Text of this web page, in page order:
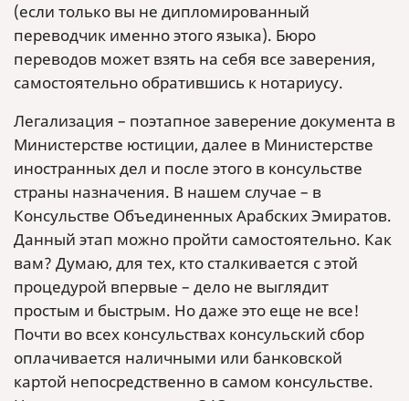
(если только вы не дипломированный
переводчик именно этого языка). Бюро
переводов может взять на себя все заверения,
самостоятельно обратившись к нотариусу.
Легализация – поэтапное заверение документа в
Министерстве юстиции, далее в Министерстве
иностранных дел и после этого в консульстве
страны назначения. В нашем случае – в
Консульстве Объединенных Арабских Эмиратов.
Данный этап можно пройти самостоятельно. Как
вам? Думаю, для тех, кто сталкивается с этой
процедурой впервые – дело не выглядит
простым и быстрым. Но даже это еще не все!
Почти во всех консульствах консульский сбор
оплачивается наличными или банковской
картой непосредственно в самом консульстве.